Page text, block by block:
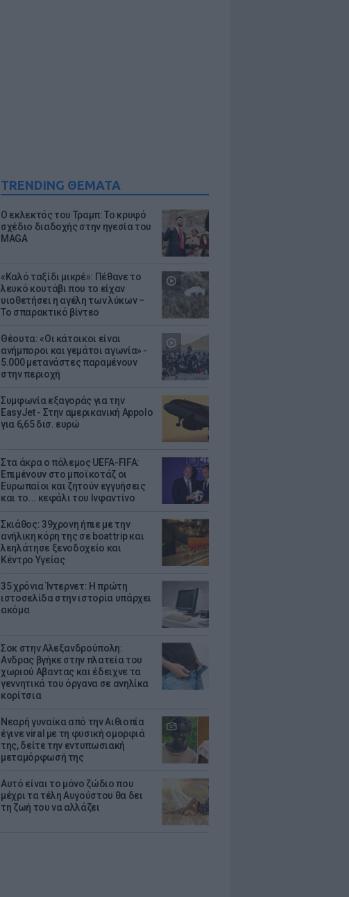
TRENDING ΘΕΜΑΤΑ
Ο εκλεκτός του Τραμπ: Το κρυφό
σχέδιο διαδοχής στην ηγεσία του
MAGA
«Καλό ταξίδι μικρέ»: Πέθανε το
λευκό κουτάβι που το είχαν
υιοθετήσει η αγέλη των λύκων –
Το σπαρακτικό βίντεο
Θέουτα: «Οι κάτοικοι είναι
ανήμποροι και γεμάτοι αγωνία» -
5.000 μετανάστες παραμένουν
στην περιοχή
Συμφωνία εξαγοράς για την
EasyJet - Στην αμερικανική Appolo
για 6,65 δισ. ευρώ
Στα άκρα ο πόλεμος UEFA-FIFA:
Επιμένουν στο μποϊκοτάζ οι
Ευρωπαίοι και ζητούν εγγυήσεις
και το... κεφάλι του Ινφαντίνο
Σκιάθος: 39χρονη ήπιε με την
ανήλικη κόρη της σε boat trip και
λεηλάτησε ξενοδοχείο και
Κέντρο Υγείας
35 χρόνια Ίντερνετ: Η πρώτη
ιστοσελίδα στην ιστορία υπάρχει
ακόμα
Σοκ στην Αλεξανδρούπολη:
Ανδρας βγήκε στην πλατεία του
χωριού Αβαντας και έδειχνε τα
γεννητικά του όργανα σε ανηλίκα
κορίτσια
Νεαρή γυναίκα από την Αιθιοπία
έγινε viral με τη φυσική ομορφιά
της, δείτε την εντυπωσιακή
μεταμόρφωσή της
Αυτό είναι το μόνο ζώδιο που
μέχρι τα τέλη Αυγούστου θα δει
τη ζωή του να αλλάζει